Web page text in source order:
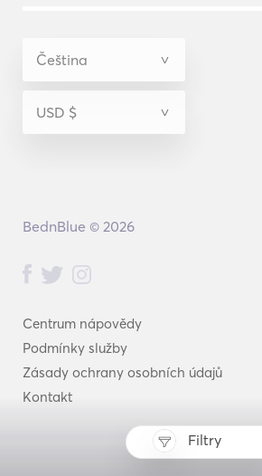
Filtry
Centrum nápovědy
Podmínky služby
Zásady ochrany osobních údajů
Kontakt
BednBlue © 2026